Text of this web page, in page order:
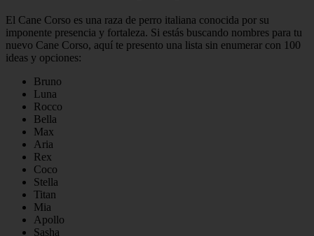
El Cane Corso es una raza de perro italiana conocida por su
imponente presencia y fortaleza. Si estás buscando nombres para tu
nuevo Cane Corso, aquí te presento una lista sin enumerar con 100
ideas y opciones:
Bruno
Luna
Rocco
Bella
Max
Aria
Rex
Coco
Stella
Titan
Mia
Apollo
Sasha